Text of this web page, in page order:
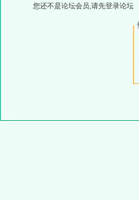
您还不是论坛会员,请先登录论坛